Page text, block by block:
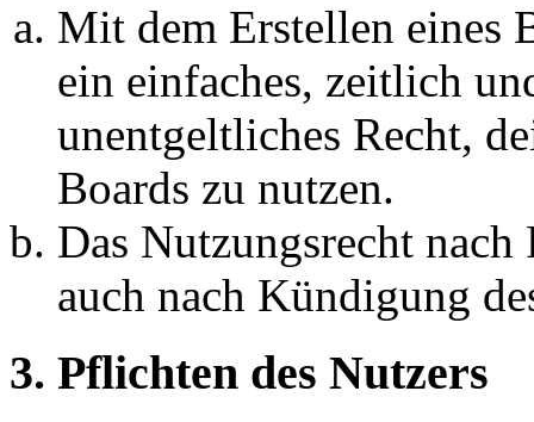
Mit dem Erstellen eines
ein einfaches, zeitlich
unentgeltliches Recht,
Boards zu nutzen.
Das Nutzungsrecht
auch nach Kündigung
3. Pflichten des Nutzers